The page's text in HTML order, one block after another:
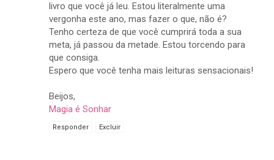
livro que você já leu. Estou literalmente uma
vergonha este ano, mas fazer o que, não é?
Tenho certeza de que você cumprirá toda a sua
meta, já passou da metade. Estou torcendo para
que consiga.
Espero que você tenha mais leituras sensacionais!
Beijos,
Magia é Sonhar
Responder Excluir